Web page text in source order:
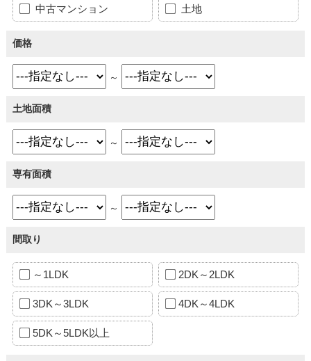
中古マンション 土地
価格
～
土地面積
～
専有面積
～
間取り
～1LDK 2DK～2LDK
3DK～3LDK 4DK～4LDK
5DK～5LDK以上